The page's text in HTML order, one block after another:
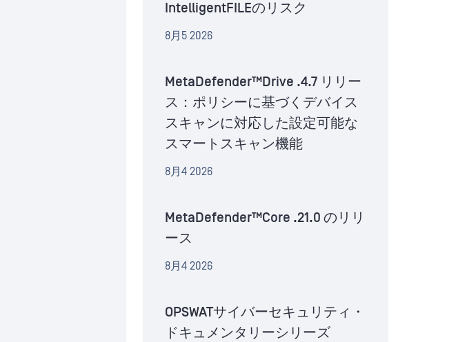
IntelligentFILEのリスク
8月5 2026
MetaDefender™Drive .4.7 リリー
ス：ポリシーに基づくデバイス
スキャンに対応した設定可能な
スマートスキャン機能
8月4 2026
MetaDefender™Core .21.0 のリリ
ース
8月4 2026
OPSWATサイバーセキュリティ・
ドキュメンタリーシリーズ